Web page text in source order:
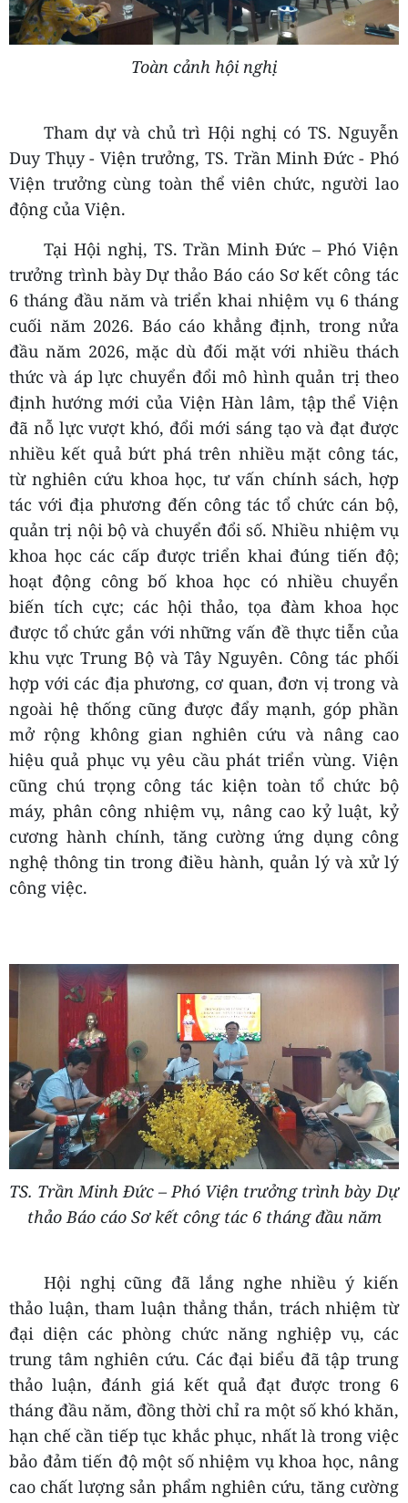
Toàn cảnh hội nghị
Tham dự và chủ trì Hội nghị có TS. Nguyễn
Duy Thụy - Viện trưởng, TS. Trần Minh Đức - Phó
Viện trưởng cùng toàn thể viên chức, người lao
động của Viện.
Tại Hội nghị, TS. Trần Minh Đức – Phó Viện
trưởng trình bày Dự thảo Báo cáo Sơ kết công tác
6 tháng đầu năm và triển khai nhiệm vụ 6 tháng
cuối năm 2026. Báo cáo khẳng định, trong nửa
đầu năm 2026, mặc dù đối mặt với nhiều thách
thức và áp lực chuyển đổi mô hình quản trị theo
định hướng mới của Viện Hàn lâm, tập thể Viện
đã nỗ lực vượt khó, đổi mới sáng tạo và đạt được
nhiều kết quả bứt phá trên nhiều mặt công tác,
từ nghiên cứu khoa học, tư vấn chính sách, hợp
tác với địa phương đến công tác tổ chức cán bộ,
quản trị nội bộ và chuyển đổi số. Nhiều nhiệm vụ
khoa học các cấp được triển khai đúng tiến độ;
hoạt động công bố khoa học có nhiều chuyển
biến tích cực; các hội thảo, tọa đàm khoa học
được tổ chức gắn với những vấn đề thực tiễn của
khu vực Trung Bộ và Tây Nguyên. Công tác phối
hợp với các địa phương, cơ quan, đơn vị trong và
ngoài hệ thống cũng được đẩy mạnh, góp phần
mở rộng không gian nghiên cứu và nâng cao
hiệu quả phục vụ yêu cầu phát triển vùng. Viện
cũng chú trọng công tác kiện toàn tổ chức bộ
máy, phân công nhiệm vụ, nâng cao kỷ luật, kỷ
cương hành chính, tăng cường ứng dụng công
nghệ thông tin trong điều hành, quản lý và xử lý
công việc.
TS. Trần Minh Đức – Phó Viện trưởng trình bày Dự
thảo Báo cáo Sơ kết công tác 6 tháng đầu năm
Hội nghị cũng đã lắng nghe nhiều ý kiến
thảo luận, tham luận thẳng thắn, trách nhiệm từ
đại diện các phòng chức năng nghiệp vụ, các
trung tâm nghiên cứu. Các đại biểu đã tập trung
thảo luận, đánh giá kết quả đạt được trong 6
tháng đầu năm, đồng thời chỉ ra một số khó khăn,
hạn chế cần tiếp tục khắc phục, nhất là trong việc
bảo đảm tiến độ một số nhiệm vụ khoa học, nâng
cao chất lượng sản phẩm nghiên cứu, tăng cường